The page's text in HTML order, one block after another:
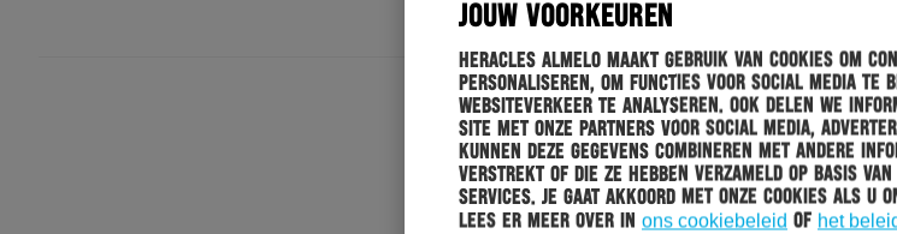
JOUW VOORKEUREN
Heracles Almelo maakt gebruik van cookies om
personaliseren, om functies voor social media te
websiteverkeer te analyseren. Ook delen we
site met onze partners voor social media,
kunnen deze gegevens combineren met andere
verstrekt of die ze hebben verzameld op basis van
services. Je gaat akkoord met onze cookies als u
Lees er meer over in ons cookiebeleid of het